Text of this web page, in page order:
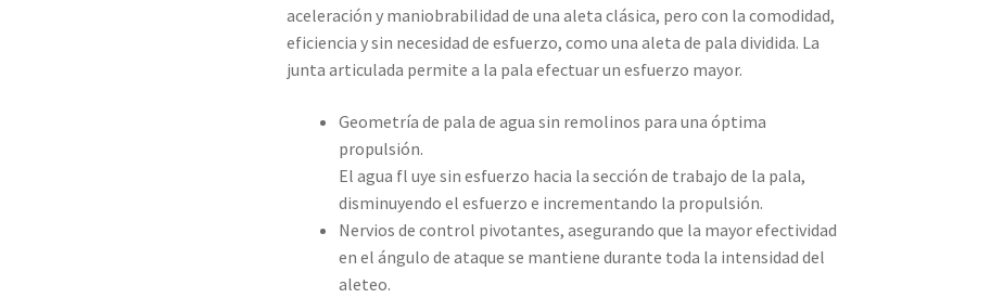
aceleración y maniobrabilidad de una aleta clásica, pero con la comodidad,
eficiencia y sin necesidad de esfuerzo, como una aleta de pala dividida. La
junta articulada permite a la pala efectuar un esfuerzo mayor.
Geometría de pala de agua sin remolinos para una óptima
propulsión.
El agua fl uye sin esfuerzo hacia la sección de trabajo de la pala,
disminuyendo el esfuerzo e incrementando la propulsión.
Nervios de control pivotantes, asegurando que la mayor efectividad
en el ángulo de ataque se mantiene durante toda la intensidad del
aleteo.